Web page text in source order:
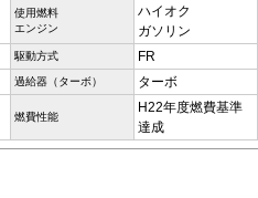
使用燃料
エンジン
ハイオク
ガソリン
駆動方式 FR
過給器（ターボ） ターボ
燃費性能
H22年度燃費基準
達成